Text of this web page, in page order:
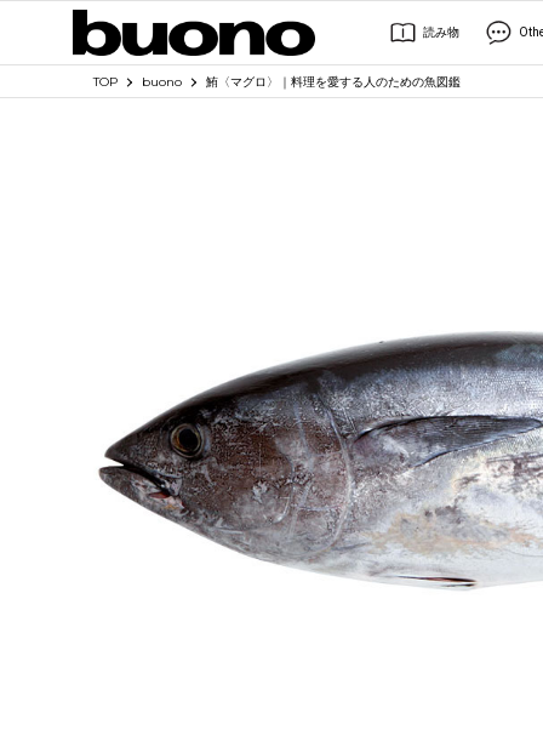
読み物
TOP buono 鮪〈マグロ〉｜料理を愛する人のための魚図鑑